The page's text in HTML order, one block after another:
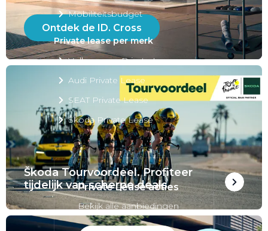
Mobiliteitsbudget
Private lease per merk
Volkswagen Private Lease
Audi Private Lease
SEAT Private Lease
Škoda Private Lease
Private Lease acties
Bekijk alle aanbiedingen
Ontdek de ID. Cross
Škoda Tourvoordeel. Profiteer
tijdelijk van scherpe deals